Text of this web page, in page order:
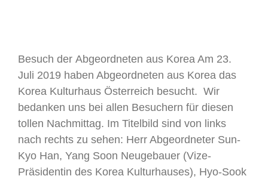
Besuch der Abgeordneten aus Korea Am 23.
Juli 2019 haben Abgeordneten aus Korea das
Korea Kulturhaus Österreich besucht. Wir
bedanken uns bei allen Besuchern für diesen
tollen Nachmittag. Im Titelbild sind von links
nach rechts zu sehen: Herr Abgeordneter Sun-
Kyo Han, Yang Soon Neugebauer (Vize-
Präsidentin des Korea Kulturhauses), Hyo-Sook